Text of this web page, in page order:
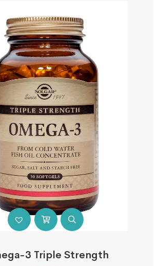
3 Triple Strength